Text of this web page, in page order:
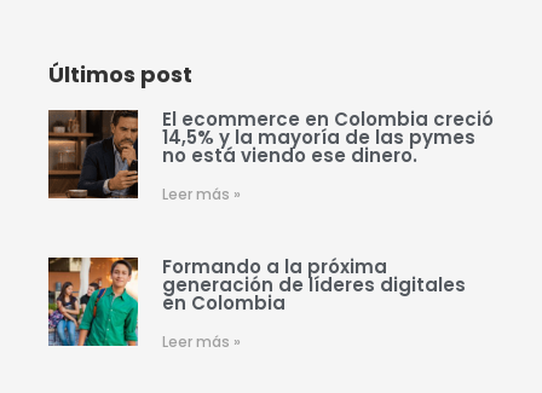
Últimos post
El ecommerce en Colombia creció
14,5% y la mayoría de las pymes
no está viendo ese dinero.
Leer más »
Formando a la próxima
generación de líderes digitales
en Colombia
Leer más »